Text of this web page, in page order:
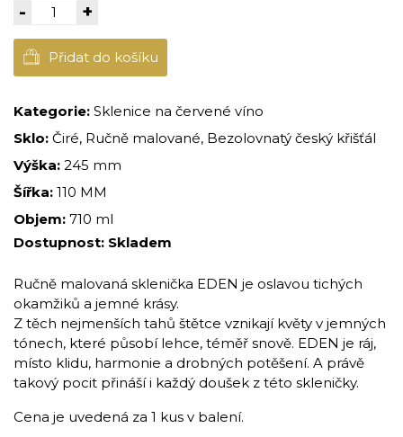
- +
Přidat do košíku
Kategorie: Sklenice na červené víno
Sklo: Čiré, Ručně malované, Bezolovnatý český křišťál
Výška: 245 mm
Šířka: 110 MM
Objem: 710 ml
Dostupnost: Skladem
Ručně malovaná sklenička EDEN je oslavou tichých
okamžiků a jemné krásy.
Z těch nejmenších tahů štětce vznikají květy v jemných
tónech, které působí lehce, téměř snově. EDEN je ráj,
místo klidu, harmonie a drobných potěšení. A právě
takový pocit přináší i každý doušek z této skleničky.
Cena je uvedená za 1 kus v balení.